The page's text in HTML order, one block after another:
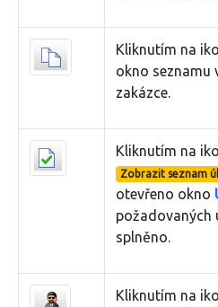
Kliknutím na
okno seznamu
zakázce.
Kliknutím na
Zobrazit seznam
otevřeno okno
požadovaných
splněno.
Kliknutím na